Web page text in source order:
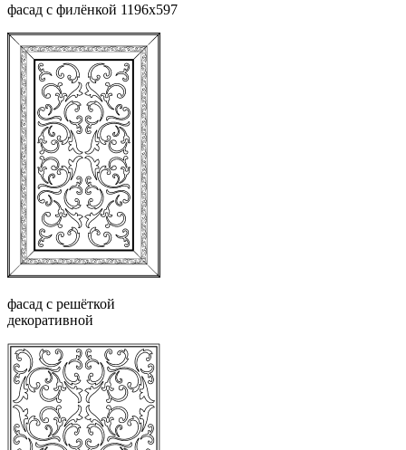
фасад с филёнкой 1196х597
фасад с решёткой
декоративной